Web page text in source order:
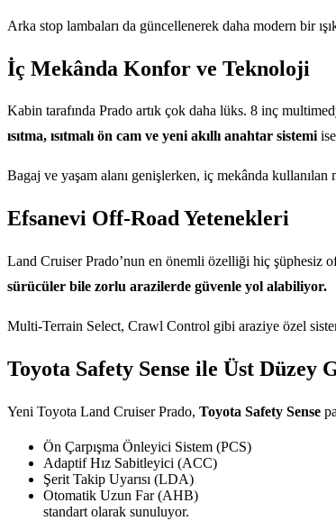
Arka stop lambaları da güncellenerek daha modern bir
İç Mekânda Konfor ve Teknoloji
Kabin tarafında Prado artık çok daha lüks. 8 inç
ısıtma, ısıtmalı ön cam ve yeni akıllı anahtar sistemiise
Bagaj ve yaşam alanı genişlerken, iç mekânda
Efsanevi Off-Road Yetenekleri
Land Cruiser Prado’nun en önemli özelliği hiç şüphesiz
sürücüler bile zorlu arazilerde güvenle yol alabiliyor.
Multi-Terrain Select, Crawl Control gibi araziye özel
Toyota Safety Sense ile Üst Düzey
Yeni Toyota Land Cruiser Prado, Toyota Safety Sense
Ön Çarpışma Önleyici Sistem (PCS)
Adaptif Hız Sabitleyici (ACC)
Şerit Takip Uyarısı (LDA)
Otomatik Uzun Far (AHB)
standart olarak sunuluyor.